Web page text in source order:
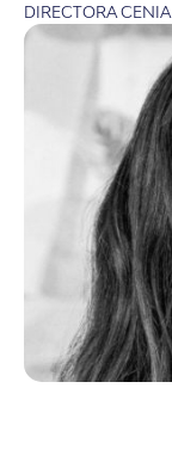
DIRECTORA CENIA